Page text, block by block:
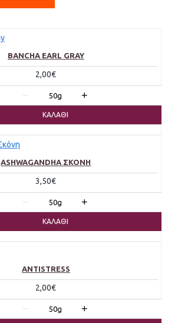
BANCHA EARL GRAY
2,00€
− 50g +
ΚΑΛΆΘΙ
ASHWAGANDHA ΣΚΌΝΗ
3,50€
− 50g +
ΚΑΛΆΘΙ
ANTISTRESS
2,00€
− 50g +